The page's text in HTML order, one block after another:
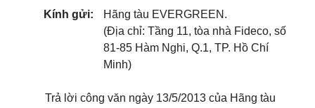
Kính gửi:
Hãng tàu EVERGREEN.
(Địa chỉ: Tầng 11, tòa nhà Fideco, số
81-85 Hàm Nghi, Q.1, TP. Hồ Chí
Minh)
Trả lời công văn ngày 13/5/2013 của Hãng tàu